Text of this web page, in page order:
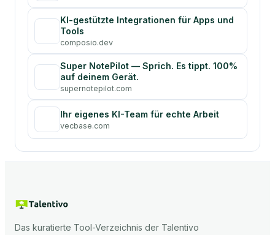
KI-gestützte Integrationen für Apps und
Tools
composio.dev
Super NotePilot — Sprich. Es tippt. 100%
auf deinem Gerät.
supernotepilot.com
Ihr eigenes KI-Team für echte Arbeit
vecbase.com
Das kuratierte Tool-Verzeichnis der Talentivo